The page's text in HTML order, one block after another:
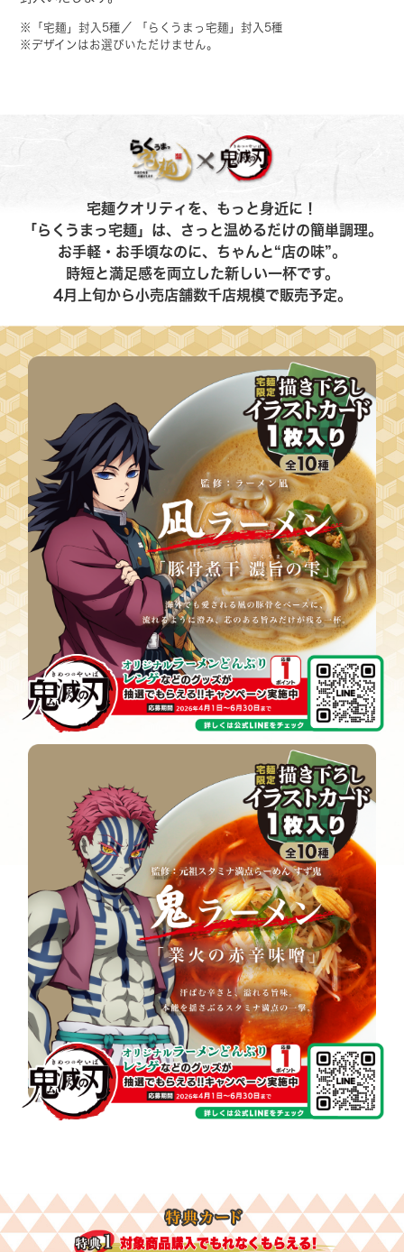
※「宅麺」封入5種／ 「らくうまっ宅麺」封入5種
※デザインはお選びいただけません。
宅麺クオリティを、もっと身近に！
「らくうまっ宅麺」は、さっと温めるだけの簡単調理。
お手軽・お手頃なのに、ちゃんと“店の味”。
時短と満足感を両立した新しい一杯です。
4月上旬から小売店舗数千店規模で販売予定。